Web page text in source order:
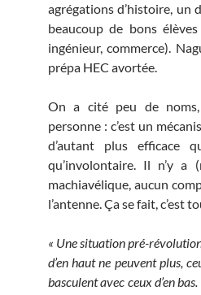
agrégations d’histoire, un
beaucoup de bons
ingénieur, commerce).
prépa HEC avortée.
On a cité peu de noms,
personne : c’est un
d’autant plus efficace
qu’involontaire. Il n’y a
machiavélique, aucun
l’antenne. Ça se fait, c’est
« Une situation pré-
d’en haut ne peuvent plus,
basculent avec ceux d’en bas.